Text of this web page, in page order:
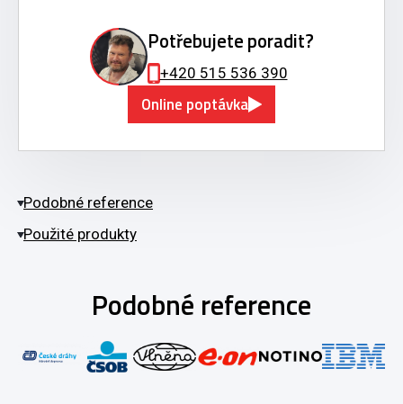
Potřebujete poradit?
+420 515 536 390
Online poptávka
Podobné reference
Použité produkty
Podobné reference